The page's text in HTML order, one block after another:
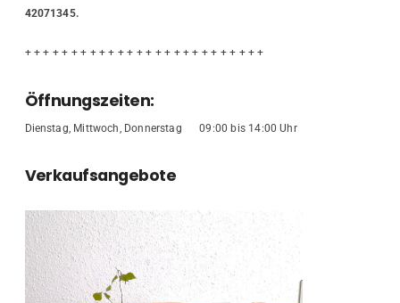
42071345.
+ + + + + + + + + + + + + + + + + + + + + + + + + +
Öffnungszeiten:
Dienstag, Mittwoch, Donnerstag 09:00 bis 14:00 Uhr
Verkaufsangebote